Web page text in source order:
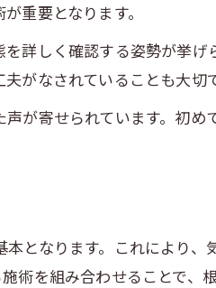
重要となります。
詳しく確認する姿勢が挙げ
がなされていることも大切で
が寄せられています。初め
となります。これにより、
術を組み合わせることで、